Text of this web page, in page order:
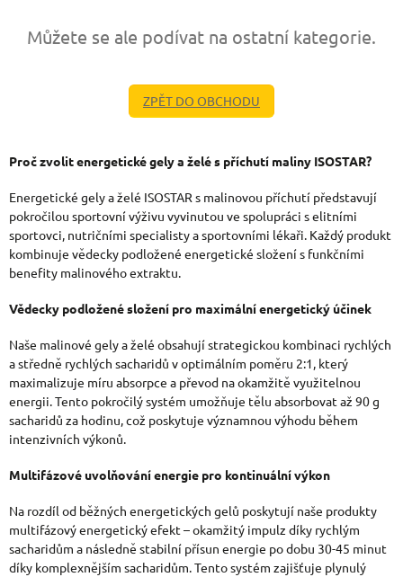
Můžete se ale podívat na ostatní kategorie.
ZPĚT DO OBCHODU
Proč zvolit energetické gely a želé s příchutí maliny ISOSTAR?
Energetické gely a želé ISOSTAR s malinovou příchutí představují
pokročilou sportovní výživu vyvinutou ve spolupráci s elitními
sportovci, nutričními specialisty a sportovními lékaři. Každý produkt
kombinuje vědecky podložené energetické složení s funkčními
benefity malinového extraktu.
Vědecky podložené složení pro maximální energetický účinek
Naše malinové gely a želé obsahují strategickou kombinaci rychlých
a středně rychlých sacharidů v optimálním poměru 2:1, který
maximalizuje míru absorpce a převod na okamžitě využitelnou
energii. Tento pokročilý systém umožňuje tělu absorbovat až 90 g
sacharidů za hodinu, což poskytuje významnou výhodu během
intenzivních výkonů.
Multifázové uvolňování energie pro kontinuální výkon
Na rozdíl od běžných energetických gelů poskytují naše produkty
multifázový energetický efekt – okamžitý impulz díky rychlým
sacharidům a následně stabilní přísun energie po dobu 30-45 minut
díky komplexnějším sacharidům. Tento systém zajišťuje plynulý